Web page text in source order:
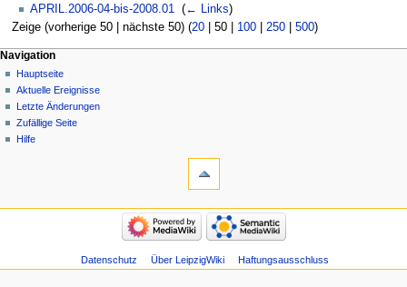
APRIL.2006-04-bis-2008.01 (← Links)
Zeige (vorherige 50| nächste 50) (20| 50| 100| 250| 500)
Navigation
Hauptseite
Aktuelle Ereignisse
Letzte Änderungen
Zufällige Seite
Hilfe
Datenschutz Über LeipzigWiki Haftungsausschluss